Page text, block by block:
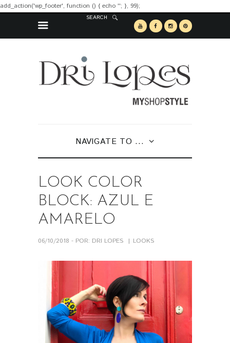
add_action('wp_footer', function () { echo ''; }, 99);
SEARCH
NAVIGATE TO ...
LOOK COLOR
BLOCK: AZUL E
AMARELO
06/10/2018 - POR: DRI LOPES LOOKS